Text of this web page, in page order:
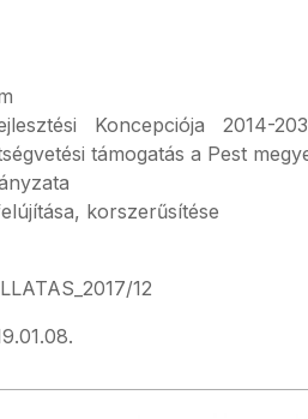
Koncepciója 2014-
támogatás a Pest
korszerűsítése
12